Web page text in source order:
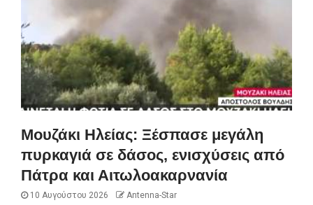
Μουζάκι Ηλείας: Ξέσπασε μεγάλη
πυρκαγιά σε δάσος, ενισχύσεις από
Πάτρα και Αιτωλοακαρνανία
10 Αυγούστου 2026 Antenna-Star